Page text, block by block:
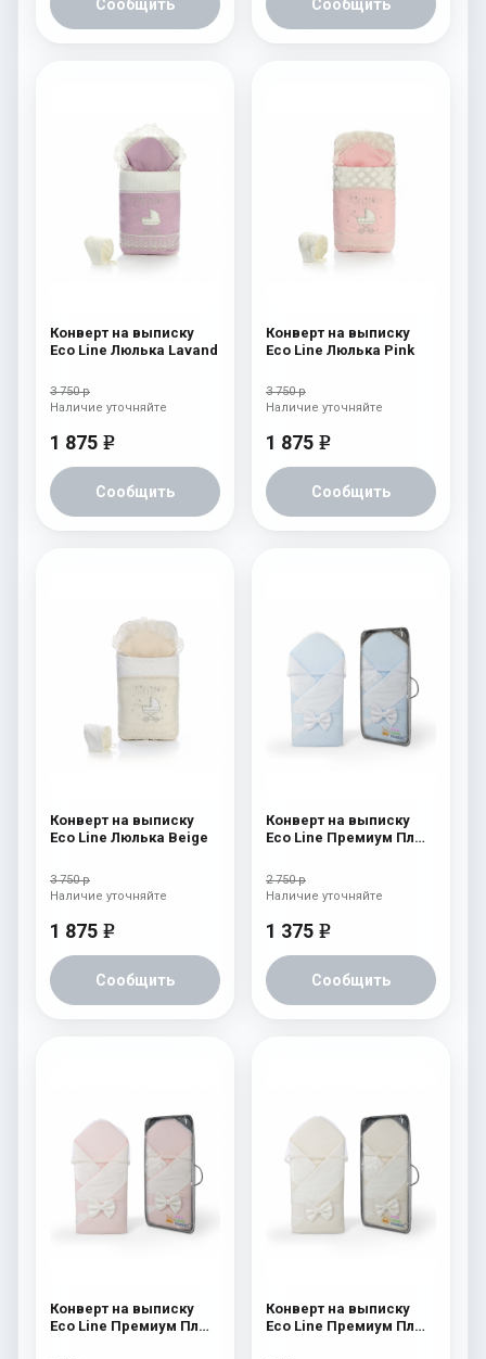
Сообщить Сообщить
Конверт на выписку
Eco Line Люлька Lavand
3 750 р
1 875 e
Сообщить
Наличие уточняйте
Конверт на выписку
Eco Line Люлька Pink
3 750 р
1 875 e
Сообщить
Наличие уточняйте
Конверт на выписку
Eco Line Люлька Beige
3 750 р
1 875 e
Сообщить
Наличие уточняйте
Конверт на выписку
Eco Line Премиум Плюс
2 750 р
1 375 e
Сообщить
Наличие уточняйте
Конверт на выписку
Eco Line Премиум Плюс
Конверт на выписку
Eco Line Премиум Плюс